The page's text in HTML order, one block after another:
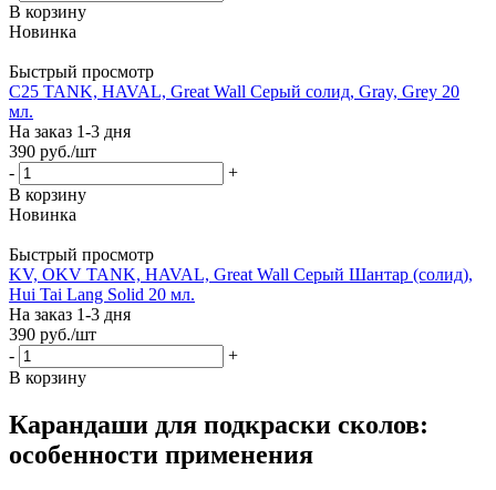
В корзину
Новинка
Быстрый просмотр
C25 TANK, HAVAL, Great Wall Серый cолид, Gray, Grey 20
мл.
На заказ 1-3 дня
390 руб./шт
-
+
В корзину
Новинка
Быстрый просмотр
KV, OKV TANK, HAVAL, Great Wall Серый Шантар (солид),
Hui Tai Lang Solid 20 мл.
На заказ 1-3 дня
390 руб./шт
-
+
В корзину
Карандаши для подкраски сколов:
особенности применения